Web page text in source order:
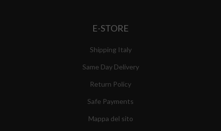
E-STORE
Shipping Italy
Same Day Delivery
Return Policy
Safe Payments
Mappa del sito